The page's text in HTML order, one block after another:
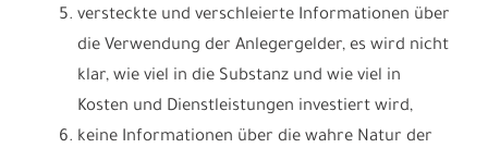
versteckte und verschleierte Informationen über
die Verwendung der Anlegergelder, es wird nicht
klar, wie viel in die Substanz und wie viel in
Kosten und Dienstleistungen investiert wird,
keine Informationen über die wahre Natur der